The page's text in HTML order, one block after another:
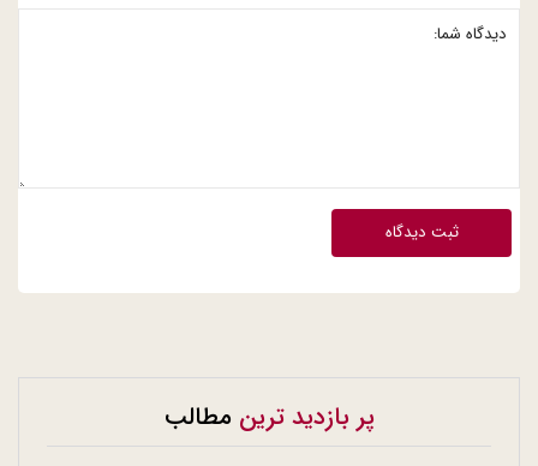
ثبت دیدگاه
پر بازدید ترین مطالب